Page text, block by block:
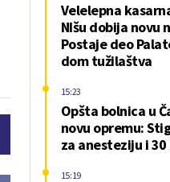
Velelepna
NIšu dobija novu
Postaje deo
dom tužilaštva
Opšta bolnica u
novu opremu:
za anesteziju i
15:23
15:19